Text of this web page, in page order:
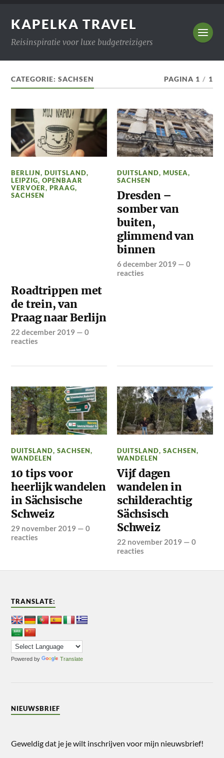
KAPELKA TRAVEL
Reisinspiratie voor luxe budgetreizigers
CATEGORIE:SACHSEN PAGINA 1 / 1
BERLIJN,DUITSLAND,
LEIPZIG,OPENBAAR
VERVOER,PRAAG,
SACHSEN
Roadtrippen met
de trein, van
Praag naar Berlijn
22 december 2019 —0
reacties
DUITSLAND,MUSEA,
SACHSEN
Dresden –
somber van
buiten,
glimmend van
binnen
6 december 2019 —0
reacties
DUITSLAND,SACHSEN,
WANDELEN
10 tips voor
heerlijk wandelen
in Sächsische
Schweiz
29 november 2019 —0
reacties
DUITSLAND,SACHSEN,
WANDELEN
Vijf dagen
wandelen in
schilderachtig
Sächsisch
Schweiz
22 november 2019 —0
reacties
TRANSLATE:
Powered by Translate
NIEUWSBRIEF
Geweldig dat je je wilt inschrijven voor mijn nieuwsbrief!